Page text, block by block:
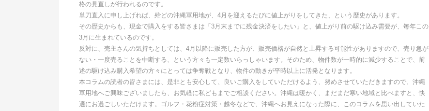
格の見直しが行われるのです。
単刀直入に申し上げれば、殆どの沖縄軍用地が、4月を迎えるたびに値上がりをしてきた、という歴史があります。
その歴史からも、現金で購入をする皆さまは「3月末までに残金決済をしたい」と、値上がり前の駆け込み需要が、毎年この
3月に生まれているのです。
反対に、売主さんの気持ちとしては、4月以降に販売した方が、販売価格が自然と上昇する可能性がありますので、売り急が
ない・一度売ることを中断する、という方々も一定数いらっしゃいます。そのため、物件数が一時的に減少することで、前
述の駆け込み購入希望の方々にとっては争奪戦となり、物件の動きが平時以上に活発となります。
本コラムの読者の皆さまには、是非とも安心して、良いご購入をしていただけるよう、努めさせていただきますので、沖縄
軍用地へご興味ございましたら、お気軽に私どもまでご相談ください。沖縄は暖かく、まだまだ寒い地域と比べますと、快
適にお過ごしいただけます。ゴルフ・花粉症対策・越冬などで、沖縄へお見えになった際に、このコラムを思い出していた